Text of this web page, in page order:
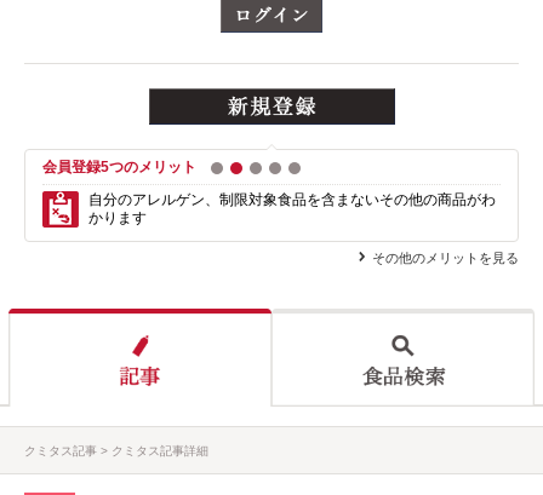
会員登録5つのメリット 1 2 3 4
自分のアレルゲン、制限対象食品を含まないその他の商品がわ
かります
その他のメリットを見る
クミタス記事 クミタス記事詳細